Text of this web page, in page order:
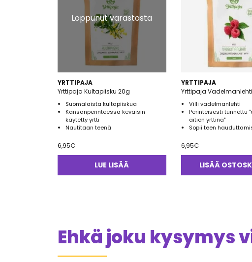
Loppunut varastosta
YRTTIPAJA
Yrttipaja Kultapiisku 20g
Suomalaista kultapiiskua
Kansanperinteessä keväisin
käytetty yrtti
Nautitaan teenä
6,95€
LUE LISÄÄ
YRTTIPAJA
Yrttipaja
Villi vadelmanlehti
Perinteisesti tunnettu
äitien yrttinä"
Sopii teen
6,95€
LISÄÄ
Ehkä joku kysymys